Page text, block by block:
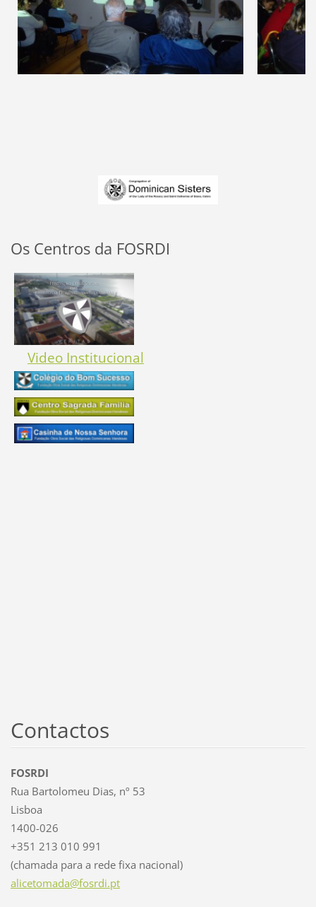
Os Centros da FOSRDI
Video Institucional
Contactos
FOSRDI
Rua Bartolomeu Dias, nº 53
Lisboa
1400-026
+351 213 010 991
(chamada para a rede fixa nacional)
alicetomada@fosrdi.pt